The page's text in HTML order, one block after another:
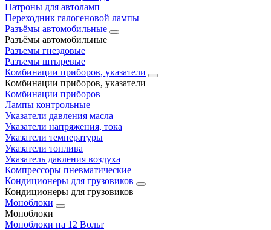
Патроны для автоламп
Переходник галогеновой лампы
Разъёмы автомобильные
Разъёмы автомобильные
Разъемы гнездовые
Разъемы штыревые
Комбинации приборов, указатели
Комбинации приборов, указатели
Комбинации приборов
Лампы контрольные
Указатели давления масла
Указатели напряжения, тока
Указатели температуры
Указатели топлива
Указатель давления воздуха
Компрессоры пневматические
Кондиционеры для грузовиков
Кондиционеры для грузовиков
Моноблоки
Моноблоки
Моноблоки на 12 Вольт